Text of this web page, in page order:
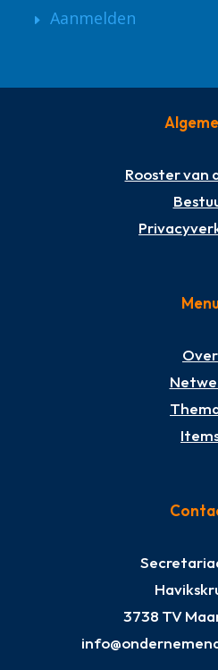
Aanmelden
Rooster van
Over
3738 TV